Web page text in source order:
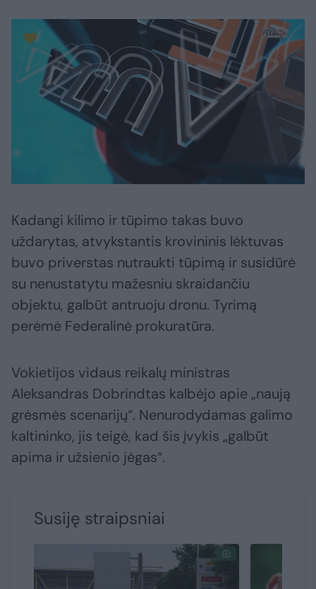
Kadangi kilimo ir tūpimo takas buvo
uždarytas, atvykstantis krovininis lėktuvas
buvo priverstas nutraukti tūpimą ir susidūrė
su nenustatytu mažesniu skraidančiu
objektu, galbūt antruoju dronu. Tyrimą
perėmė Federalinė prokuratūra.
Vokietijos vidaus reikalų ministras
Aleksandras Dobrindtas kalbėjo apie „naują
grėsmės scenarijų“. Nenurodydamas galimo
kaltininko, jis teigė, kad šis įvykis „galbūt
apima ir užsienio jėgas“.
Susiję straipsniai